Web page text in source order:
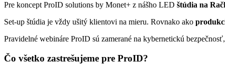
Pre koncept ProID solutions by Monet+ z nášho LED štúdia na
Set-up štúdia je vždy ušitý klientovi na mieru. Rovnako ako
Pravidelné webináre ProID sú zamerané na kybernetickú
Čo všetko zastrešujeme pre ProID?